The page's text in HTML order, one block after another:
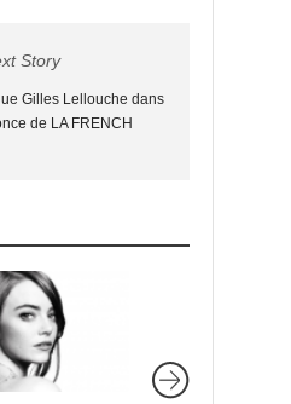
Story
Gilles Lellouche dans
de LA FRENCH